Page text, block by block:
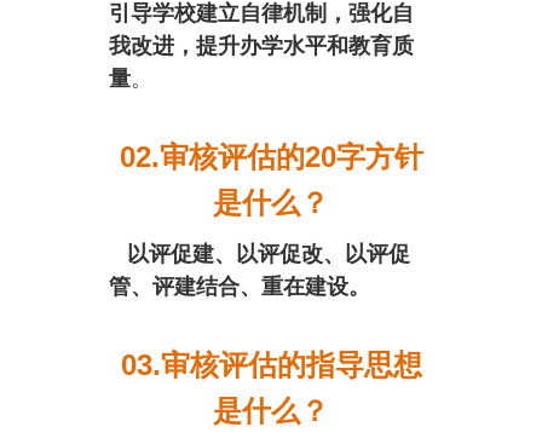
引导学校建立自律机制，强化自
我改进，提升办学水平和教育质
量。
02.审核评估的20字方针
是什么？
以评促建、以评促改、以评促
管、评建结合、重在建设。
03.审核评估的指导思想
是什么？